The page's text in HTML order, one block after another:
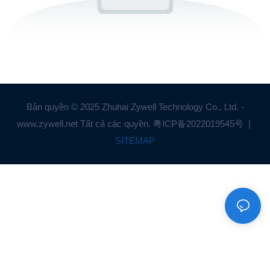
Bản quyền © 2025 Zhuhai Zywell Technology Co., Ltd. -
www.zywell.net Tất cả các quyền. 粤ICP备2022019545号 |
SITEMAP